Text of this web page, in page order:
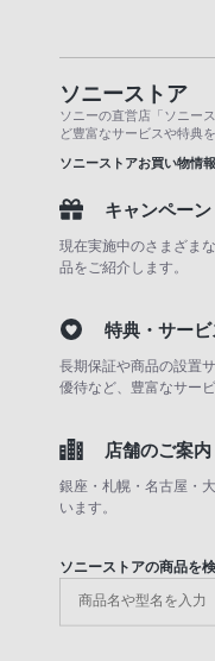
ソニーストア
ソニーの直営店「ソニー
ど豊富なサービスや特典
ソニーストアお買い物情報
キャンペー
現在実施中のさまざま
品をご紹介します。
特典・サービ
長期保証や商品の設置
優待など、豊富なサー
店舗のご案内
銀座・札幌・名古屋・
います。
ソニーストアの商品を